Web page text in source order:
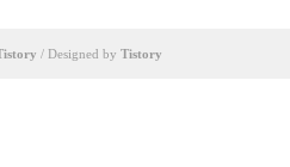
/ Designed by Tistory